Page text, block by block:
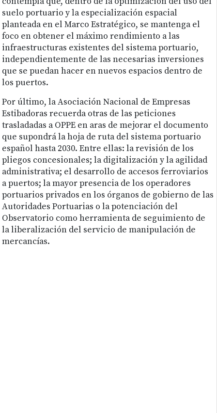
suelo portuario y la especialización espacial
planteada en el Marco Estratégico, se mantenga el
foco en obtener el máximo rendimiento a las
infraestructuras existentes del sistema portuario,
independientemente de las necesarias inversiones
que se puedan hacer en nuevos espacios dentro de
los puertos.
Por último, la Asociación Nacional de Empresas
Estibadoras recuerda otras de las peticiones
trasladadas a OPPE en aras de mejorar el documento
que supondrá la hoja de ruta del sistema portuario
español hasta 2030. Entre ellas: la revisión de los
pliegos concesionales; la digitalización y la agilidad
administrativa; el desarrollo de accesos ferroviarios
a puertos; la mayor presencia de los operadores
portuarios privados en los órganos de gobierno de las
Autoridades Portuarias o la potenciación del
Observatorio como herramienta de seguimiento de
la liberalización del servicio de manipulación de
mercancías.